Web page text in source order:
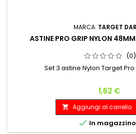
MARCA: TARGET
ASTINE PRO GRIP NYLON
(0)
Set 3 astine Nylon Target
Prezzo
1,62 €
 Aggiungi al carrello
 In magazzino